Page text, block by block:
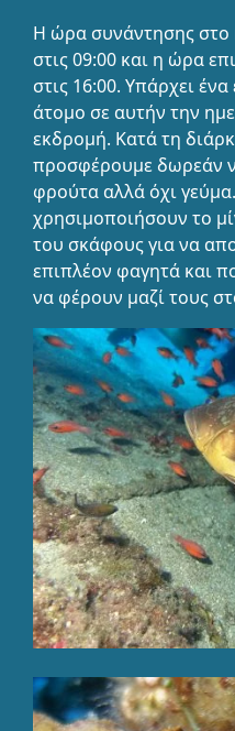
Η ώρα συνάντησης στο
στις 09:00 και η ώρα
στις 16:00. Υπάρχει
άτομο σε αυτήν την
εκδρομή. Κατά τη
προσφέρουμε δωρεάν
φρούτα αλλά όχι
χρησιμοποιήσουν το
του σκάφους για να
επιπλέον φαγητά και
να φέρουν μαζί τους